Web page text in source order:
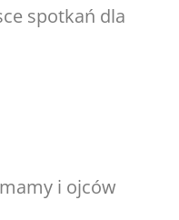
spotkań dla
i ojców